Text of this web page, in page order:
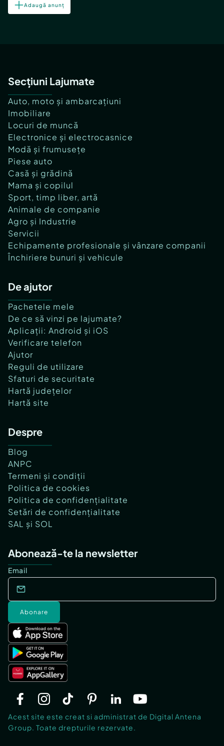
Adaugă anunț
Secțiuni Lajumate
Auto, moto și ambarcațiuni
Imobiliare
Locuri de muncă
Electronice și electrocasnice
Modă și frumusețe
Piese auto
Casă și grădină
Mama și copilul
Sport, timp liber, artă
Animale de companie
Agro și Industrie
Servicii
Echipamente profesionale și vânzare companii
Închiriere bunuri și vehicule
De ajutor
Pachetele mele
De ce să vinzi pe lajumate?
Aplicații: Android și iOS
Verificare telefon
Ajutor
Reguli de utilizare
Sfaturi de securitate
Hartă județelor
Hartă site
Despre
Blog
ANPC
Termeni și condiții
Politica de cookies
Politica de confidențialitate
Setări de confidențialitate
SAL și SOL
Abonează-te la newsletter
Email
Abonare
Acest site este creat si administrat de Digital Antena
Group. Toate drepturile rezervate.